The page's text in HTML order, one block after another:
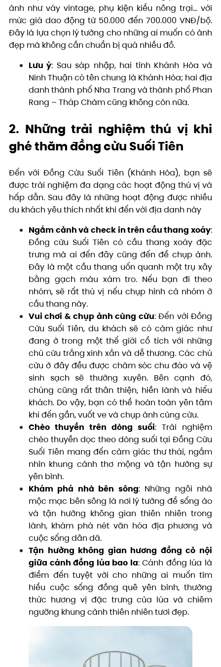
ảnh như váy vintage, phụ kiện kiểu nông trại… với
mức giá dao động từ 50.000 đến 700.000 VNĐ/bộ.
Đây là lựa chọn lý tưởng cho những ai muốn có ảnh
đẹp mà không cần chuẩn bị quá nhiều đồ.
Lưu ý: Sau sáp nhập, hai tỉnh Khánh Hòa và
Ninh Thuận có tên chung là Khánh Hòa; hai địa
danh thành phố Nha Trang và thành phố Phan
Rang – Tháp Chàm cũng không còn nữa.
2. Những trải nghiệm thú vị khi
ghé thăm đồng cừu Suối Tiên
Đến với Đồng Cừu Suối Tiên (Khánh Hòa), bạn sẽ
được trải nghiệm đa dạng các hoạt động thú vị và
hấp dẫn. Sau đây là những hoạt động được nhiều
du khách yêu thích nhất khi đến với địa danh này
Ngắm cảnh và check in trên cầu thang xoáy:
Đồng cừu Suối Tiên có cầu thang xoáy đặc
trưng mà ai đến đây cũng đến để chụp ảnh.
Đây là một cầu thang uốn quanh một trụ xây
bằng gạch màu xám tro. Nếu bạn đi theo
nhóm, sẽ rất thú vị nếu chụp hình cả nhóm ở
cầu thang này.
Vui chơi & chụp ảnh cùng cừu: Đến với Đồng
Cừu Suối Tiên, du khách sẽ có cảm giác như
đang ở trong một thế giới cổ tích với những
chú cừu trắng xinh xắn và dễ thương. Các chú
cừu ở đây đều được chăm sóc chu đáo và vệ
sinh sạch sẽ thường xuyên. Bên cạnh đó,
chúng cũng rất thân thiện, hiền lành và hiếu
khách. Do vậy, bạn có thể hoàn toàn yên tâm
khi đến gần, vuốt ve và chụp ảnh cùng cừu.
Chèo thuyền trên dòng suối: Trải nghiệm
chèo thuyền dọc theo dòng suối tại Đồng Cừu
Suối Tiên mang đến cảm giác thư thái, ngắm
nhìn khung cảnh thơ mộng và tận hưởng sự
yên bình.
Khám phá nhà bên sông: Những ngôi nhà
mộc mạc bên sông là nơi lý tưởng để sống ảo
và tận hưởng không gian thiên nhiên trong
lành, khám phá nét văn hóa địa phương và
cuộc sống dân dã.
Tận hưởng không gian hương đồng cỏ nội
giữa cánh đồng lúa bao la: Cánh đồng lúa là
điểm đến tuyệt vời cho những ai muốn tìm
hiểu cuộc sống đồng quê yên bình, thưởng
thức hương vị đặc trưng của lúa và chiêm
ngưỡng khung cảnh thiên nhiên tươi đẹp.